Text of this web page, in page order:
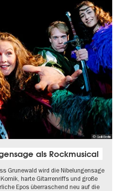
© Galli Berlin
als Rockmusical
Grunewald wird die Nibelungensage
harte Gitarrenriffs und große
Epos überraschend neu auf die